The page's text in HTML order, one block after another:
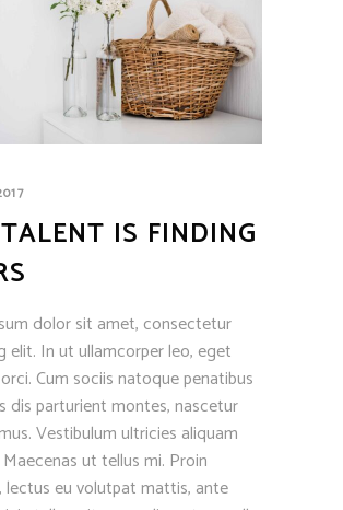
IS FINDING
dolor sit amet, consectetur
elit. In ut ullamcorper leo, eget
Cum sociis natoque penatibus
dis parturient montes, nascetur
Vestibulum ultricies aliquam
ut tellus mi. Proin
eu volutpat mattis, ante